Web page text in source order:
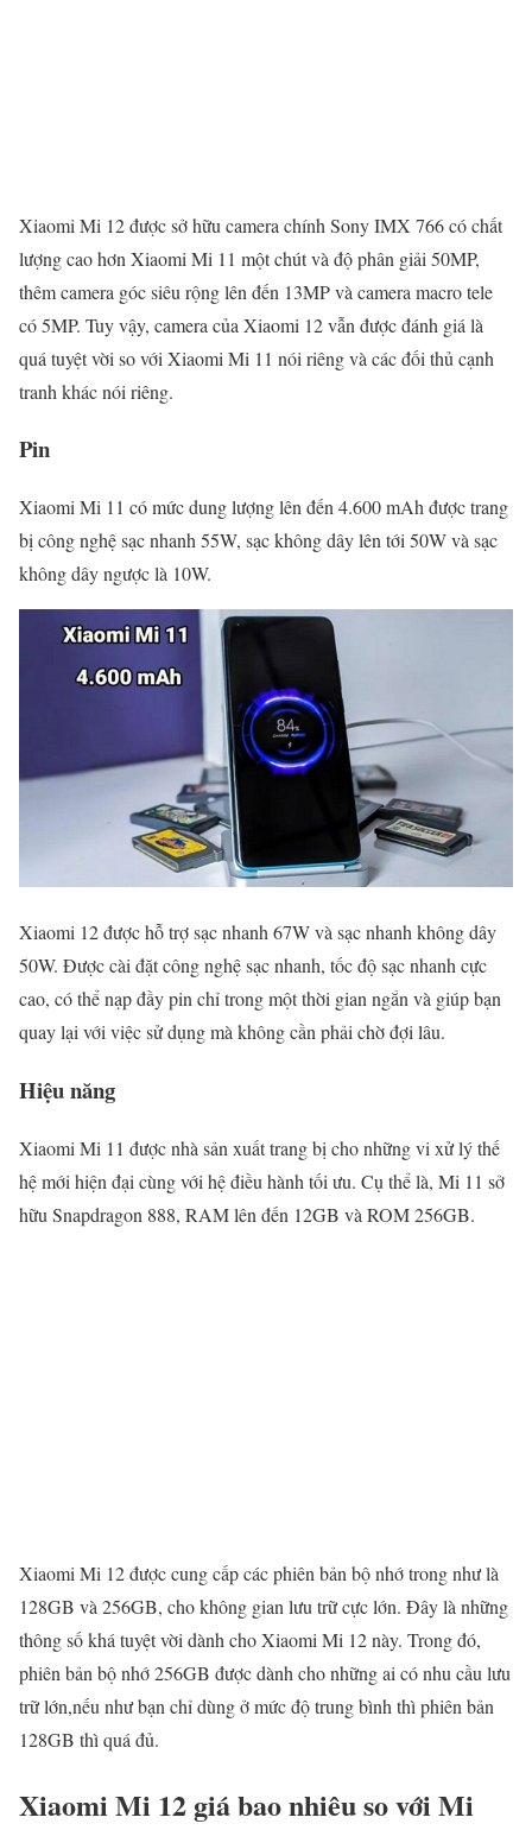
Xiaomi Mi 12 được sở hữu camera chính Sony IMX 766 có chất
lượng cao hơn Xiaomi Mi 11 một chút và độ phân giải 50MP,
thêm camera góc siêu rộng lên đến 13MP và camera macro tele
có 5MP. Tuy vậy, camera của Xiaomi 12 vẫn được đánh giá là
quá tuyệt vời so với Xiaomi Mi 11 nói riêng và các đối thủ cạnh
tranh khác nói riêng.
Pin
Xiaomi Mi 11 có mức dung lượng lên đến 4.600 mAh được trang
bị công nghệ sạc nhanh 55W, sạc không dây lên tới 50W và sạc
không dây ngược là 10W.
Xiaomi 12 được hỗ trợ sạc nhanh 67W và sạc nhanh không dây
50W. Được cài đặt công nghệ sạc nhanh, tốc độ sạc nhanh cực
cao, có thể nạp đầy pin chỉ trong một thời gian ngắn và giúp bạn
quay lại với việc sử dụng mà không cần phải chờ đợi lâu.
Hiệu năng
Xiaomi Mi 11 được nhà sản xuất trang bị cho những vi xử lý thế
hệ mới hiện đại cùng với hệ điều hành tối ưu. Cụ thể là, Mi 11 sở
hữu Snapdragon 888, RAM lên đến 12GB và ROM 256GB.
Xiaomi Mi 12 được cung cấp các phiên bản bộ nhớ trong như là
128GB và 256GB, cho không gian lưu trữ cực lớn. Đây là những
thông số khá tuyệt vời dành cho Xiaomi Mi 12 này. Trong đó,
phiên bản bộ nhớ 256GB được dành cho những ai có nhu cầu lưu
trữ lớn,nếu như bạn chỉ dùng ở mức độ trung bình thì phiên bản
128GB thì quá đủ.
Xiaomi Mi 12 giá bao nhiêu so với Mi